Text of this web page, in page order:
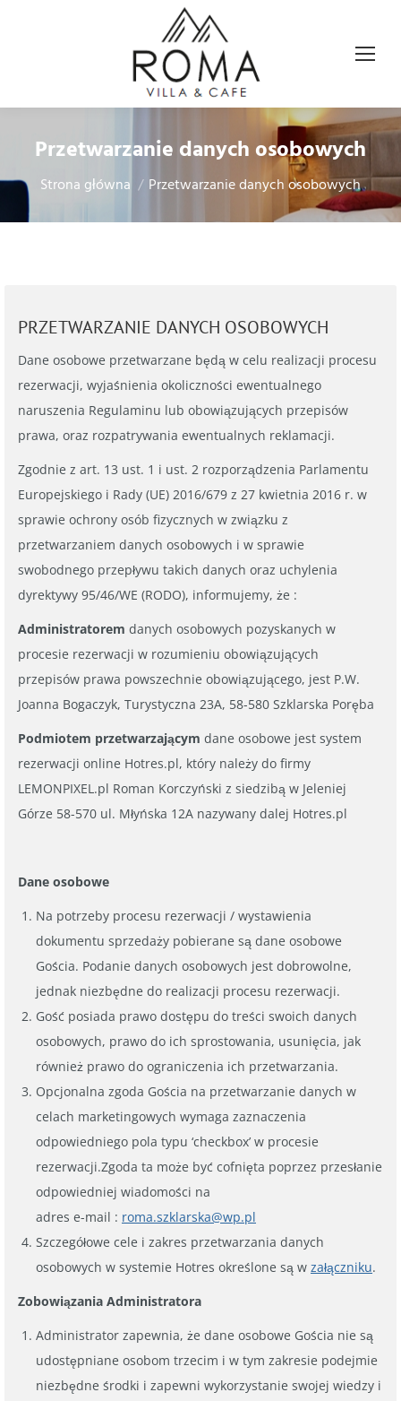
Przetwarzanie danych osobowych
Jesteś tutaj:
Strona główna Przetwarzanie danych osobowych
PRZETWARZANIE DANYCH OSOBOWYCH
Dane osobowe przetwarzane będą w celu realizacji procesu
rezerwacji, wyjaśnienia okoliczności ewentualnego
naruszenia Regulaminu lub obowiązujących przepisów
prawa, oraz rozpatrywania ewentualnych reklamacji.
Zgodnie z art. 13 ust. 1 i ust. 2 rozporządzenia Parlamentu
Europejskiego i Rady (UE) 2016/679 z 27 kwietnia 2016 r. w
sprawie ochrony osób fizycznych w związku z
przetwarzaniem danych osobowych i w sprawie
swobodnego przepływu takich danych oraz uchylenia
dyrektywy 95/46/WE (RODO), informujemy, że :
Administratorem danych osobowych pozyskanych w
procesie rezerwacji w rozumieniu obowiązujących
przepisów prawa powszechnie obowiązującego, jest P.W.
Joanna Bogaczyk, Turystyczna 23A, 58-580 Szklarska Poręba
Podmiotem przetwarzającym dane osobowe jest system
rezerwacji online Hotres.pl, który należy do firmy
LEMONPIXEL.pl Roman Korczyński z siedzibą w Jeleniej
Górze 58-570 ul. Młyńska 12A nazywany dalej Hotres.pl
Dane osobowe
Na potrzeby procesu rezerwacji / wystawienia
dokumentu sprzedaży pobierane są dane osobowe
Gościa. Podanie danych osobowych jest dobrowolne,
jednak niezbędne do realizacji procesu rezerwacji.
Gość posiada prawo dostępu do treści swoich danych
osobowych, prawo do ich sprostowania, usunięcia, jak
również prawo do ograniczenia ich przetwarzania.
Opcjonalna zgoda Gościa na przetwarzanie danych w
celach marketingowych wymaga zaznaczenia
odpowiedniego pola typu ‘checkbox’ w procesie
rezerwacji.Zgoda ta może być cofnięta poprzez przesłanie
odpowiedniej wiadomości na
adres e-mail : roma.szklarska@wp.pl
Szczegółowe cele i zakres przetwarzania danych
osobowych w systemie Hotres określone są w załączniku.
Zobowiązania Administratora
Administrator zapewnia, że dane osobowe Gościa nie są
udostępniane osobom trzecim i w tym zakresie podejmie
niezbędne środki i zapewni wykorzystanie swojej wiedzy i